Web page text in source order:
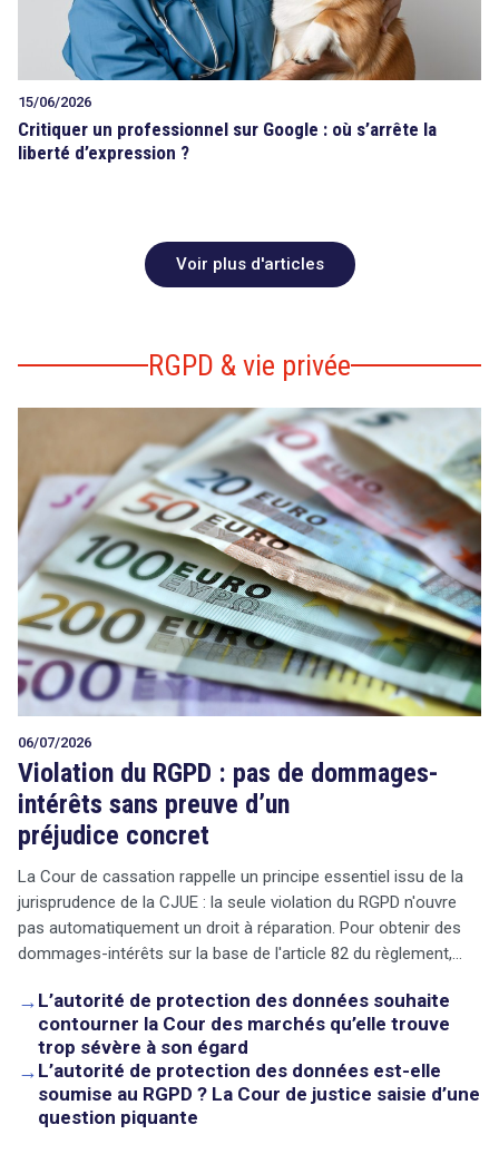
15/06/2026
Critiquer un professionnel sur Google : où s’arrête la
liberté d’expression ?
Voir plus d'articles
RGPD & vie privée
06/07/2026
Violation du RGPD : pas de dommages-
intérêts sans preuve d’un
préjudice concret
La Cour de cassation rappelle un principe essentiel issu de la
jurisprudence de la CJUE : la seule violation du RGPD n'ouvre
pas automatiquement un droit à réparation. Pour obtenir des
dommages-intérêts sur la base de l'article 82 du règlement,…
→ L’autorité de protection des données souhaite
contourner la Cour des marchés qu’elle trouve
trop sévère à son égard
→ L’autorité de protection des données est-elle
soumise au RGPD ? La Cour de justice saisie d’une
question piquante